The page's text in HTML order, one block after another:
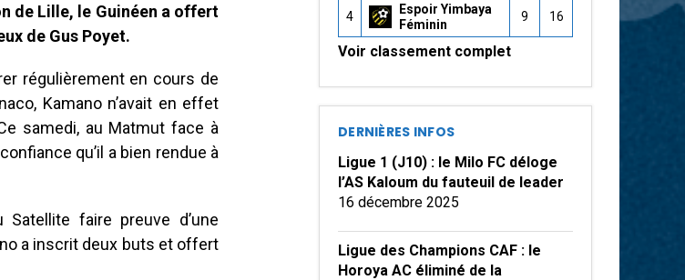
de Lille, le Guinéen a offert
de Gus Poyet.
régulièrement en cours de
Kamano n’avait en effet
samedi, au Matmut face à
qu’il a bien rendue à
faire preuve d’une
a inscrit deux buts et offert
4
Espoir Yimbaya
Féminin
9 16
Voir classement complet
DERNIÈRES INFOS
Ligue 1 (J10) : le Milo FC déloge
l’AS Kaloum du fauteuil de leader
16 décembre 2025
Ligue des Champions CAF : le
Horoya AC éliminé de la